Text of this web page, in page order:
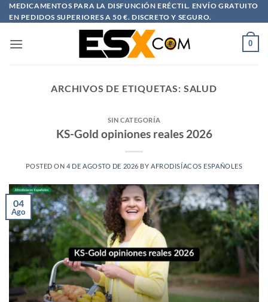
Saltar
al
MEDICAMENTOS PARA LA DISFUNCIÓN ERÉCTIL. ENVÍO GRATUITO
EN PEDIDOS SUPERIORES A 50 €. DISCRETO Y SEGURO.
0
ARCHIVOS DE ETIQUETAS: SALUD
SIN CATEGORÍA
KS-Gold opiniones reales 2026
POSTED ON4 DE AGOSTO DE 2026 BY AFRODISÍACOS ESPAÑOLES
04
Ago